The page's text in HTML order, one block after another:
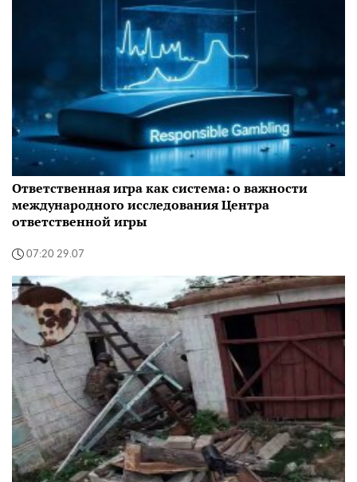
Ответственная игра как система: о важности
международного исследования Центра
ответственной игры
07:20 29.07